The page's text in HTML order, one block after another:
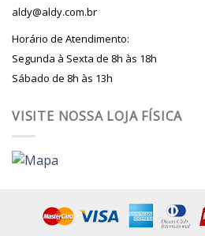
aldy@aldy.com.br
Horário de Atendimento:
Segunda à Sexta de 8h às 18h
Sábado de 8h às 13h
VISITE NOSSA LOJA FÍSICA